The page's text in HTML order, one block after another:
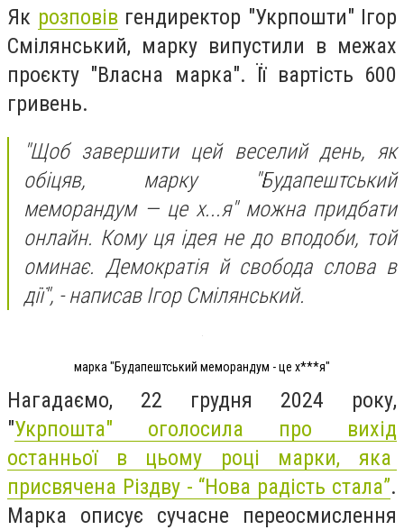
Як розповів гендиректор "Укрпошти" Ігор
Смілянський, марку випустили в межах
проєкту "Власна марка". Її вартість 600
гривень.
"Щоб завершити цей веселий день, як
обіцяв, марку "Будапештський
меморандум — це х...я" можна придбати
онлайн. Кому ця ідея не до вподоби, той
оминає. Демократія й свобода слова в
дії", - написав Ігор Смілянський.
марка "Будапештський меморандум - це х***я"
Нагадаємо, 22 грудня 2024 року,
"Укрпошта" оголосила про вихід
останньої в цьому році марки, яка
присвячена Різдву - “Нова радість стала”.
Марка описує сучасне переосмислення